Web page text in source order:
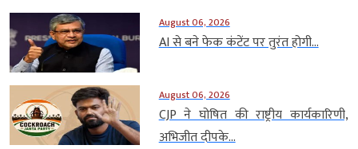
August 06, 2026
AI से बने फेक कंटेंट पर तुरंत होगी...
August 06, 2026
CJP ने घोषित की राष्ट्रीय कार्यकारिणी,
अभिजीत दीपके...